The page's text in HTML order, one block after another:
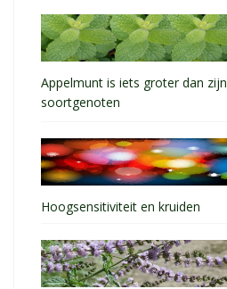
Appelmunt is iets groter dan zijn
soortgenoten
Hoogsensitiviteit en kruiden